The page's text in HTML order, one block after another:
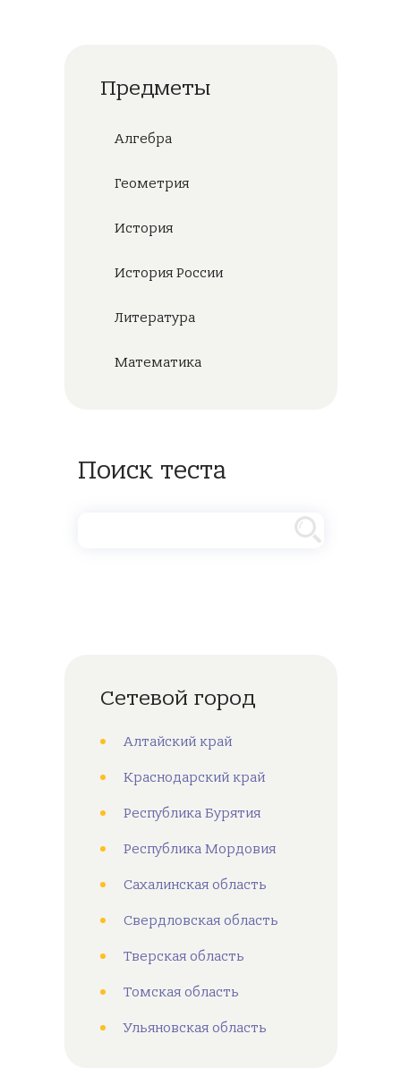
Предметы
Алгебра
Геометрия
История
История России
Литература
Математика
Поиск теста
Сетевой город
Алтайский край
Краснодарский край
Республика Бурятия
Республика Мордовия
Сахалинская область
Свердловская область
Тверская область
Томская область
Ульяновская область